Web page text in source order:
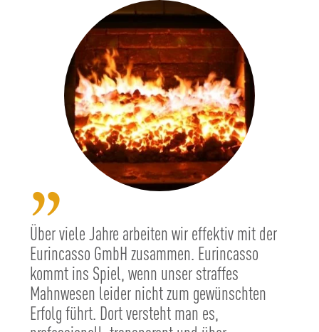
”
Über viele Jahre arbeiten wir effektiv mit der
Eurincasso GmbH zusammen. Eurincasso
kommt ins Spiel, wenn unser straffes
Mahnwesen leider nicht zum gewünschten
Erfolg führt. Dort versteht man es,